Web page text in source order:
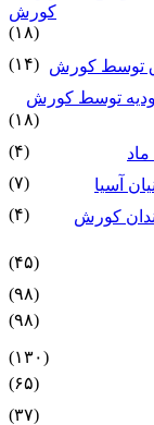
کورش
(۱۸)
توسط کورش (۱۴)
توسط کورش
(۱۸)
(۴)
آسیا
(۷)
کورش
(۴)
(۴۵)
(۹۸)
(۹۸)
(۱۳۰)
(۶۵)
(۳۷)